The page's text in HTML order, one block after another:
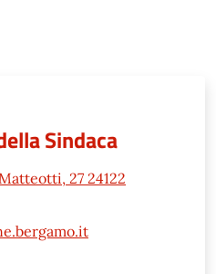
Sindaca
27 24122